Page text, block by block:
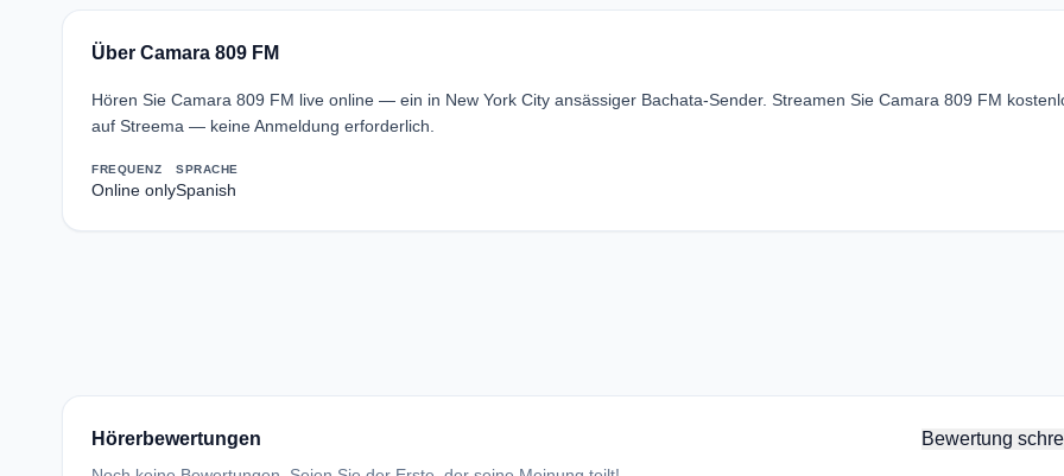
Über Camara 809 FM
Hören Sie Camara 809 FM live online — ein in New York City ansässiger Bachata-Sender. Streamen Sie Camara 809 FM
auf Streema — keine Anmeldung erforderlich.
FREQUENZ
Online only
SPRACHE
Spanish
Hörerbewertungen Bewertung